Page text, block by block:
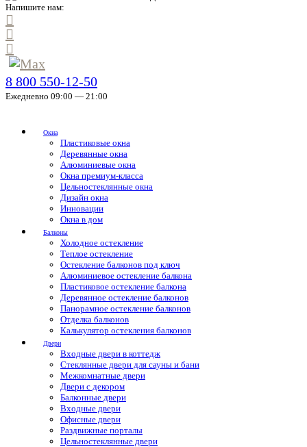
Напишите нам:
8 800 550-12-50
Ежедневно 09:00 — 21:00
Окна
Пластиковые окна
Деревянные окна
Алюминиевые окна
Окна премиум-класса
Цельностеклянные окна
Дизайн окна
Инновации
Окна в дом
Балконы
Холодное остекление
Теплое остекление
Остекление балконов под ключ
Алюминиевое остекление балкона
Пластиковое остекление балкона
Деревянное остекление балконов
Панорамное остекление балконов
Отделка балконов
Калькулятор остекления балконов
Двери
Входные двери в коттедж
Стеклянные двери для сауны и бани
Межкомнатные двери
Двери с декором
Балконные двери
Входные двери
Офисные двери
Раздвижные порталы
Цельностеклянные двери